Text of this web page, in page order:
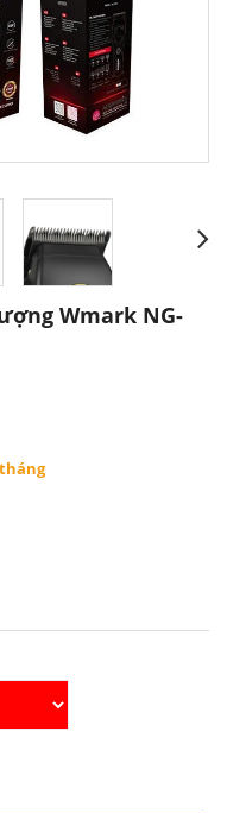
Wmark NG-